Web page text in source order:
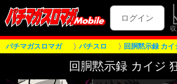
ログイン
パチマガスロマガ パチスロ 回胴黙示録 カイ
回胴黙示録 カイジ